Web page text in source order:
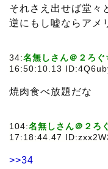
それさえ出せば堂々
逆にもし嘘ならアメ
34:名無しさん＠２ろぐ
16:50:10.13
焼肉食べ放題だな
104:名無しさん＠２ろ
17:18:44.47
>>34